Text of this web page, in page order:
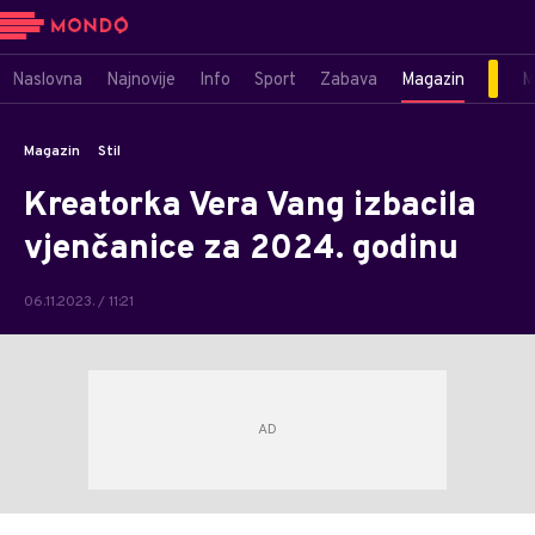
Naslovna Najnovije Info Sport Zabava Magazin
Magazin Stil
Kreatorka Vera Vang izbacila
vjenčanice za 2024. godinu
06.11.2023. / 11:21